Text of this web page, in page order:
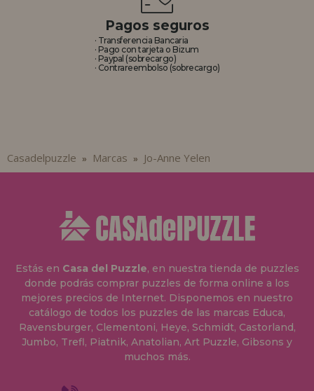
Pagos seguros
· Transferencia Bancaria
· Pago con tarjeta o Bizum
· Paypal (sobrecargo)
· Contrareembolso (sobrecargo)
Casadelpuzzle » Marcas » Jo-Anne Yelen
Estás en Casa del Puzzle, en nuestra tienda de puzzles
donde podrás comprar puzzles de forma online a los
mejores precios de Internet. Disponemos en nuestro
catálogo de todos los puzzles de las marcas Educa,
Ravensburger, Clementoni, Heye, Schmidt, Castorland,
Jumbo, Trefl, Piatnik, Anatolian, Art Puzzle, Gibsons y
muchos más.